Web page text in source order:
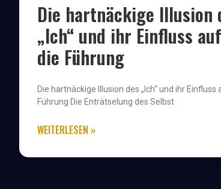
Die hartnäckige Illusion
„Ich“ und ihr Einfluss auf
die Führung
Die hartnäckige Illusion des „Ich“ und ihr Einfluss
Führung Die Enträtselung des Selbst
WEITERLESEN »